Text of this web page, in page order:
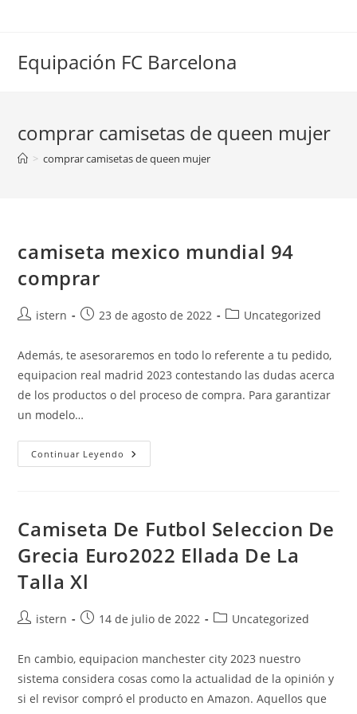
Equipación FC Barcelona
comprar camisetas de queen mujer
> comprar camisetas de queen mujer
camiseta mexico mundial 94
comprar
Autor
la
entrada:
istern
Publicación
entrada:
23 de agosto de 2022
Categoría
la
entrada:
Uncategorized
Además, te asesoraremos en todo lo referente a tu pedido,
equipacion real madrid 2023 contestando las dudas acerca
de los productos o del proceso de compra. Para garantizar
un modelo…
Continuar Leyendo Camiseta
Mexico
Camiseta De Futbol Seleccion De
Grecia Euro2022 Ellada De La
Talla Xl
Autor
la
entrada:
istern
Publicación
entrada:
14 de julio de 2022
Categoría
la
entrada:
Uncategorized
En cambio, equipacion manchester city 2023 nuestro
sistema considera cosas como la actualidad de la opinión y
si el revisor compró el producto en Amazon. Aquellos que